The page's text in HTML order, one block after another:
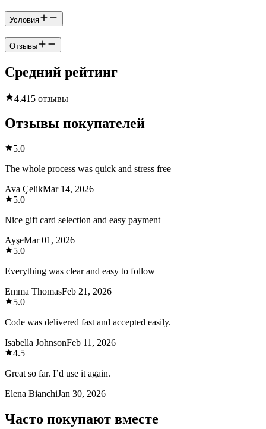
Условия
Отзывы
Средний рейтинг
4.415 отзывы
Отзывы покупателей
5.0
The whole process was quick and stress free
Ava ÇelikMar 14, 2026
5.0
Nice gift card selection and easy payment
AyşeMar 01, 2026
5.0
Everything was clear and easy to follow
Emma ThomasFeb 21, 2026
5.0
Code was delivered fast and accepted easily.
Isabella JohnsonFeb 11, 2026
4.5
Great so far. I’d use it again.
Elena BianchiJan 30, 2026
Часто покупают вместе